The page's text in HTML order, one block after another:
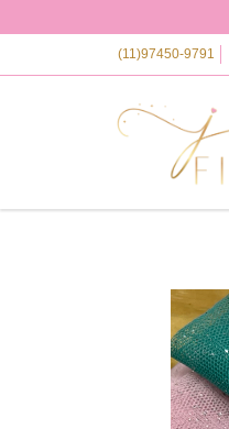
(11)97450-9791